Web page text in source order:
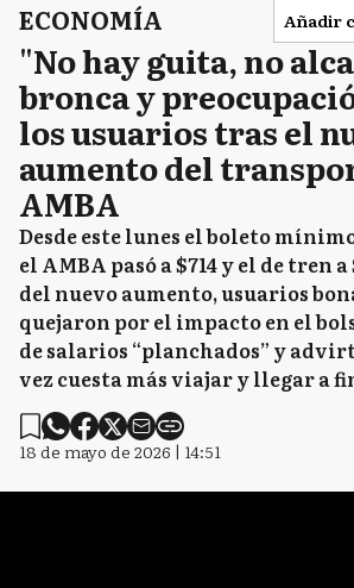
ECONOMÍA Añadir
"No hay guita, no
bronca y
los usuarios tras el
aumento del
AMBA
Desde este lunes el boleto
el AMBA pasó a $714 y el de tren
del nuevo aumento, usuarios
quejaron por el impacto en el
de salarios “planchados” y
vez cuesta más viajar y llegar a
18 de mayo de 2026 | 14:51